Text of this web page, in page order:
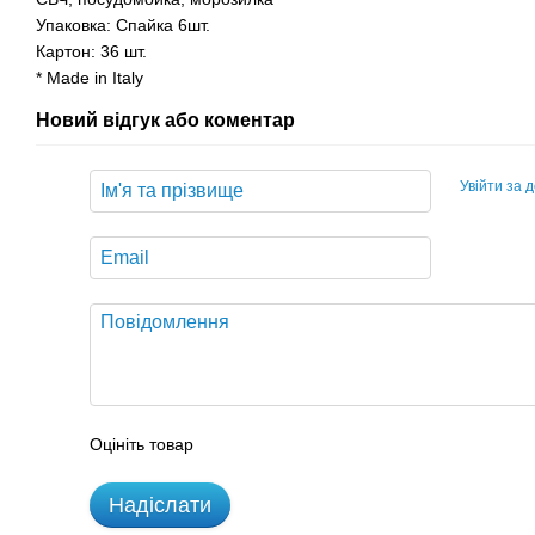
Упаковка: Спайка 6шт.
Картон: 36 шт.
* Made in Italy
Новий відгук або коментар
Увійти за
Оцініть товар
Надіслати